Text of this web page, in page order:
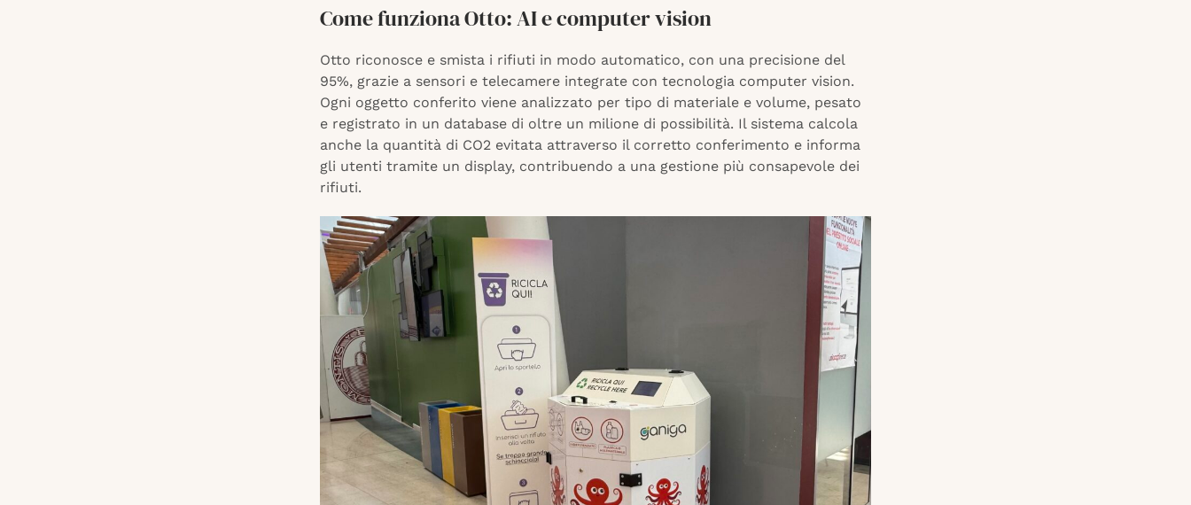
Come funziona Otto: AI e computer vision
Otto riconosce e smista i rifiuti in modo automatico, con una precisione del
95%, grazie a sensori e telecamere integrate con tecnologia computer vision.
Ogni oggetto conferito viene analizzato per tipo di materiale e volume, pesato
e registrato in un database di oltre un milione di possibilità. Il sistema calcola
anche la quantità di CO2 evitata attraverso il corretto conferimento e informa
gli utenti tramite un display, contribuendo a una gestione più consapevole dei
rifiuti.